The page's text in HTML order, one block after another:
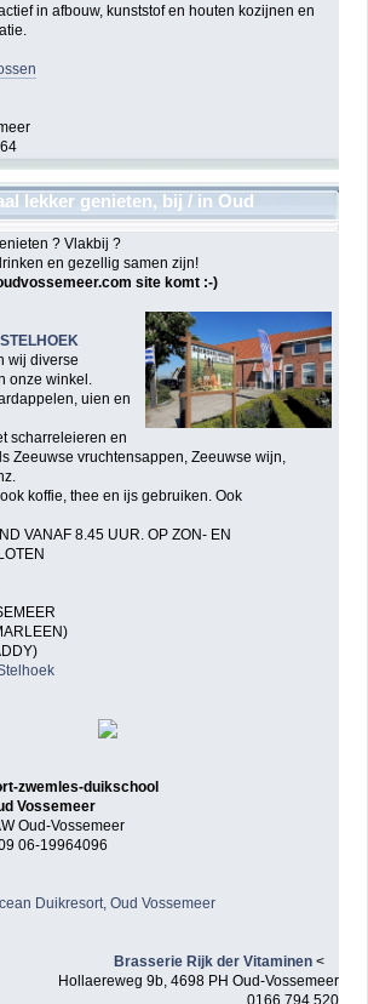
in afbouw, kunststof en houten kozijnen en
lekker genieten, bij / in Oud
? Vlakbij ?
en gezellig samen zijn!
site komt :-)
wij diverse
onze winkel.
uien en
scharreleieren en
Zeeuwse vruchtensappen, Zeeuwse wijn,
koffie, thee en ijs gebruiken. Ook
VANAF 8.45 UUR. OP ZON- EN
zwemles-duikschool
Vossemeer
Oud-Vossemeer
06-19964096
Duikresort, Oud Vossemeer
Brasserie Rijk der Vitaminen <
Hollaereweg 9b, 4698 PH Oud-Vossemeer
0166 794 520